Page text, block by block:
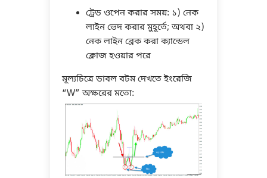
ট্রেড ওপেন করার সময়: ১) নেক
লাইন ভেদ করার মুহূর্তে; অথবা ২)
নেক লাইন ব্রেক করা ক্যান্ডেল
ক্লোজ হওয়ার পরে
মূল্যচিত্রে ডাবল বটম দেখতে ইংরেজি
“W” অক্ষরের মতো: